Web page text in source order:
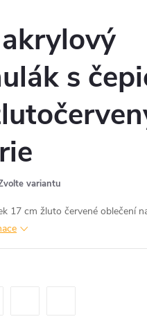
s
variantu
17 cm žluto červené oblečení